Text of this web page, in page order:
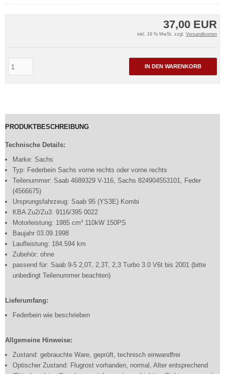
37,00 EUR
inkl. 19 % MwSt. zzgl. Versandkosten
IN DEN WARENKORB
PRODUKTBESCHREIBUNG
Technische Details:
Marke: Sachs
Typ: Federbein Sachs vorne rechts oder vorne rechts
Teilenummer: Saab 4689329 V-116, Sachs 824904553101, Feder
(4566675)
Ursprungsfahrzeug: Saab 95 (YS3E) Kombi
KBA Zu2/Zu3: 9116/395 0022
Motorleistung: 1985 cm³ 110kW 150PS
Baujahr 03.09.1998
Laufleistung: 184.594 km
Zubehör: ohne
passend für: Saab 9-5 2,0T, 2,3T, 2,3 Turbo 3.0 V6t bis 2001 (bitte
unbedingt Teilenummer beachten)
Lieferumfang:
Federbein wie beschrieben
Allgemeine Hinweise:
Zustand: gebrauchte Ware, geprüft, technisch einwandfrei
Optischer Zustand: Flugrost vorhanden, normal, Alter entsprechend